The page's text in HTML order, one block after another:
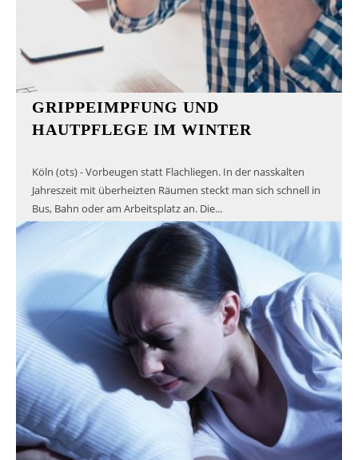
GRIPPEIMPFUNG UND
HAUTPFLEGE IM WINTER
Köln (ots) - Vorbeugen statt Flachliegen. In der nasskalten
Jahreszeit mit überheizten Räumen steckt man sich schnell in
Bus, Bahn oder am Arbeitsplatz an. Die...